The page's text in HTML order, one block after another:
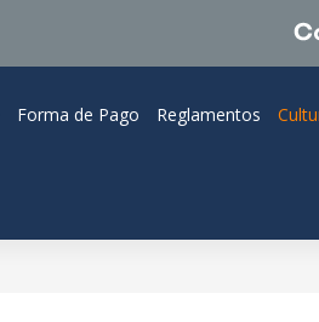
Forma de Pago Reglamentos